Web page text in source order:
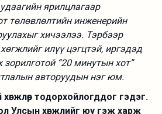
ярилцлагаар
төлөвлөлтийн инженерийн
хичээлээ. Тэрбээр
илүү цэгцтэй, иргэдэд
“20 минутын хот”
авторуудын нэг юм.
тодорхойлогддог гэдэг.
Улсын хөгжлийг юу гэж харж